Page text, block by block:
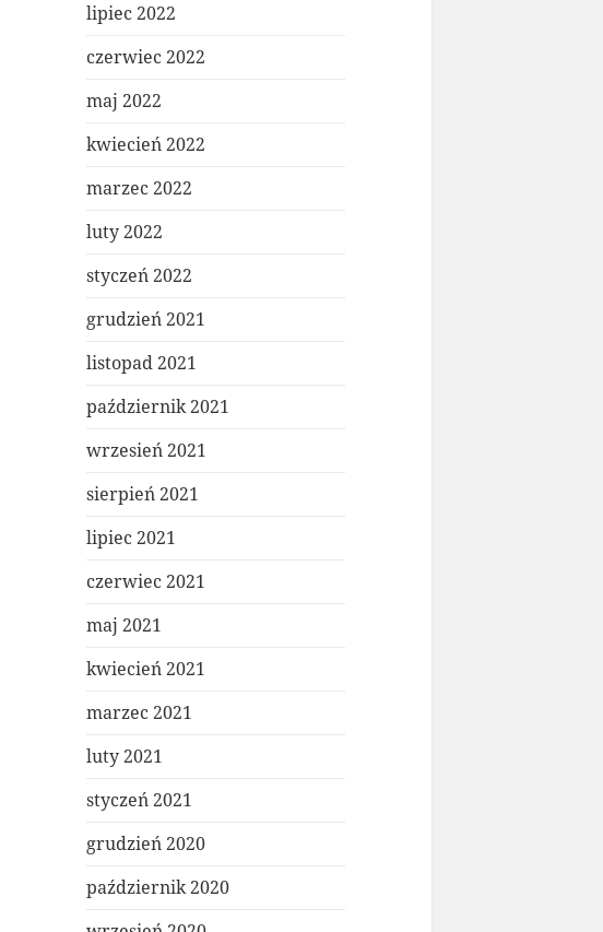
lipiec 2022
czerwiec 2022
maj 2022
kwiecień 2022
marzec 2022
luty 2022
styczeń 2022
grudzień 2021
listopad 2021
październik 2021
wrzesień 2021
sierpień 2021
lipiec 2021
czerwiec 2021
maj 2021
kwiecień 2021
marzec 2021
luty 2021
styczeń 2021
grudzień 2020
październik 2020